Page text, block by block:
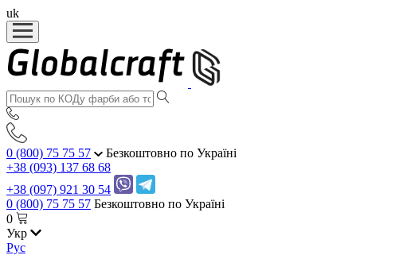
uk
0 (800) 75 75 57
Безкоштовно по Україні
+38 (093) 137 68 68
+38 (097) 921 30 54
0 (800) 75 75 57 Безкоштовно по Україні
0
Укр
Рус